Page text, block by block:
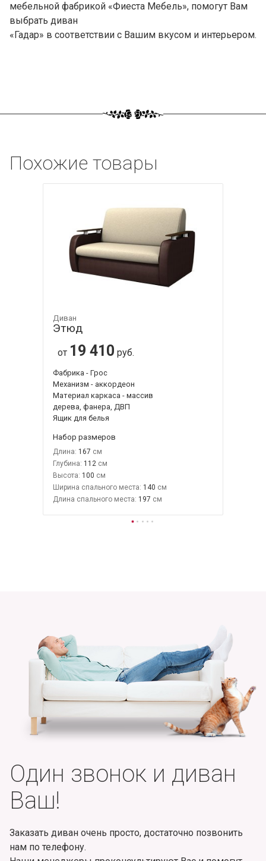
мебельной фабрикой «Фиеста Мебель», помогут Вам
выбрать диван
«Гадар» в соответствии с Вашим вкусом и интерьером.
Похожие товары
Диван
Этюд
от 19 410 руб.
Фабрика - Грос
Механизм - аккордеон
Материал каркаса - массив
дерева, фанера, ДВП
Ящик для белья
Набор размеров
Длина: 167
Глубина: 112
Высота: 100
Ширина спального места: 140
Длина спального места: 197
Один звонок и диван
Ваш!
Заказать диван очень просто, достаточно позвонить
нам по телефону.